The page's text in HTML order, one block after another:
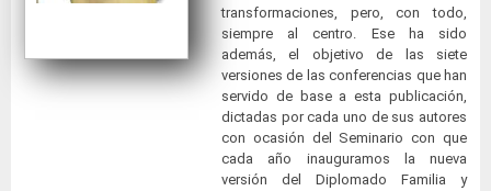
transformaciones, pero, con todo,
siempre al centro. Ese ha sido
además, el objetivo de las siete
versiones de las conferencias que han
servido de base a esta publicación,
dictadas por cada uno de sus autores
con ocasión del Seminario con que
cada año inauguramos la nueva
versión del Diplomado Familia y